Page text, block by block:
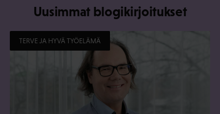
Uusimmat blogikirjoitukset
TERVE JA HYVÄ TYÖELÄMÄ